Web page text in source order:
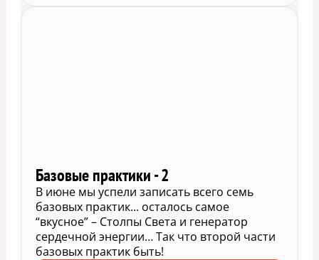
Базовые практики - 2
В июне мы успели записать всего семь
базовых практик... осталось самое
“вкусное” – Столпы Света и генератор
сердечной энергии… Так что второй части
базовых практик быть!